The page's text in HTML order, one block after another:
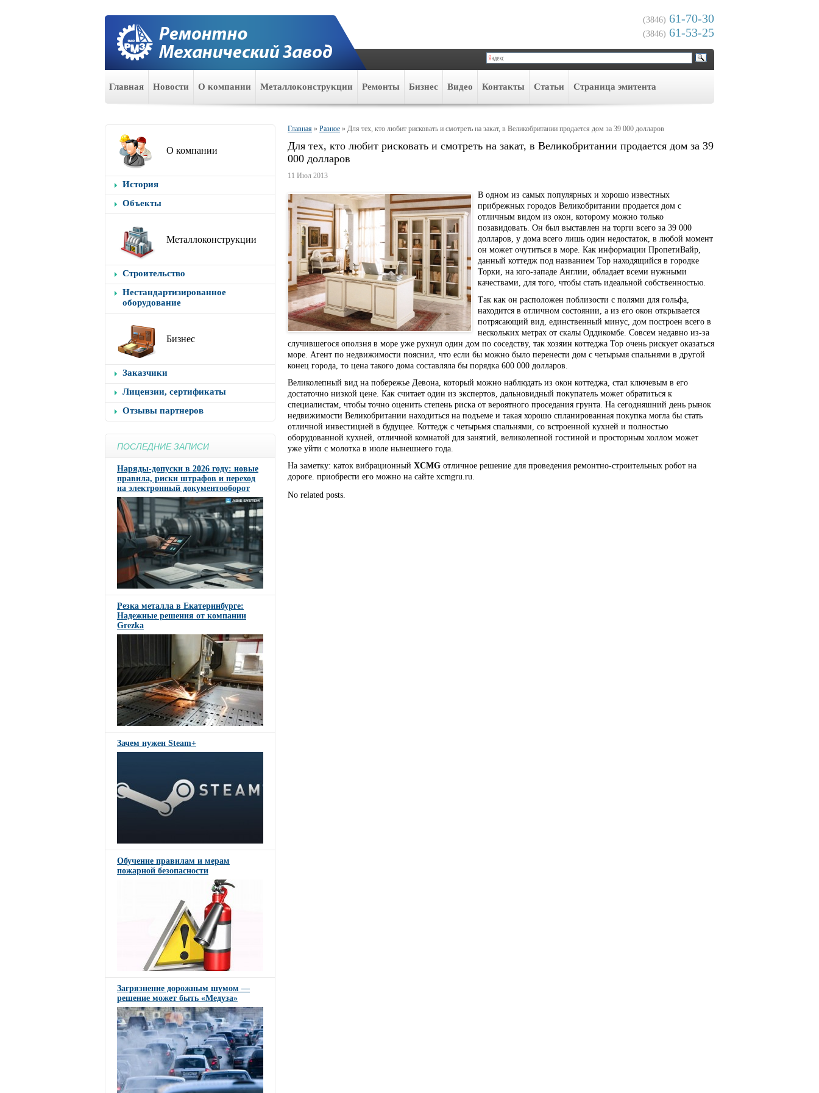
(3846) 61-70-30
(3846) 61-53-25
Главная Новости О компании Металлоконструкции Ремонты Бизнес Видео Контакты Статьи Cтраница эмитента
О компании
История
Объекты
Металлоконструкции
Строительство
Нестандартизированное
оборудование
Бизнес
Заказчики
Лицензии, сертификаты
Отзывы партнеров
ПОСЛЕДНИЕ ЗАПИСИ
Наряды-допуски в 2026 году: новые
правила, риски штрафов и переход
на электронный документооборот
Резка металла в Екатеринбурге:
Надежные решения от компании
Grezka
Зачем нужен Steam+
Обучение правилам и мерам
пожарной безопасности
Загрязнение дорожным шумом —
решение может быть «Медуза»
Главная » Разное » Для тех, кто любит рисковать и смотреть на закат, в Великобритании продается дом за 39 000 долларов
Для тех, кто любит рисковать и смотреть на закат, в Великобритании продается дом за 39
000 долларов
11 Июл 2013
В одном из самых популярных и хорошо известных
прибрежных городов Великобритании продается дом с
отличным видом из окон, которому можно только
позавидовать. Он был выставлен на торги всего за 39 000
долларов, у дома всего лишь один недостаток, в любой момент
он может очутиться в море. Как информации ПропетиВайр,
данный коттедж под названием Тор находящийся в городке
Торки, на юго-западе Англии, обладает всеми нужными
качествами, для того, чтобы стать идеальной собственностью.
Так как он расположен поблизости с полями для гольфа,
находится в отличном состоянии, а из его окон открывается
потрясающий вид, единственный минус, дом построен всего в
нескольких метрах от скалы Оддикомбе. Совсем недавно из-за
случившегося оползня в море уже рухнул один дом по соседству, так хозяин коттеджа Тор очень рискует оказаться
море. Агент по недвижимости пояснил, что если бы можно было перенести дом с четырьмя спальнями в другой
конец города, то цена такого дома составляла бы порядка 600 000 долларов.
Великолепный вид на побережье Девона, который можно наблюдать из окон коттеджа, стал ключевым в его
достаточно низкой цене. Как считает один из экспертов, дальновидный покупатель может обратиться к
специалистам, чтобы точно оценить степень риска от вероятного проседания грунта. На сегодняшний день рынок
недвижимости Великобритании находиться на подъеме и такая хорошо спланированная покупка могла бы стать
отличной инвестицией в будущее. Коттедж с четырьмя спальнями, со встроенной кухней и полностью
оборудованной кухней, отличной комнатой для занятий, великолепной гостиной и просторным холлом может
уже уйти с молотка в июле нынешнего года.
На заметку: каток вибрационный XCMG отличное решение для проведения ремонтно-строительных робот на
дороге. приобрести его можно на сайте xcmgru.ru.
No related posts.